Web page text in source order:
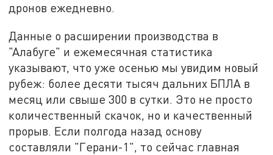
дронов ежедневно.
Данные о расширении производства в
"Алабуге" и ежемесячная статистика
указывают, что уже осенью мы увидим новый
рубеж: более десяти тысяч дальних БПЛА в
месяц или свыше 300 в сутки. Это не просто
количественный скачок, но и качественный
прорыв. Если полгода назад основу
составляли "Герани-1", то сейчас главная